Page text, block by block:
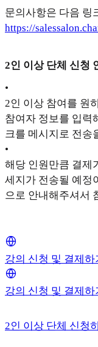
문의사항은 다음 링
https://
2인 이상 단체 신청
•
2인 이상 참여를 원
참여자 정보를 입력
크를 메시지로 전송
•
해당 인원만큼 결제
세지가 전송될 예정
으로 안내해주셔서
강의 신청 및 결제하
강의 신청 및 결제하
2인 이상 단체 신청